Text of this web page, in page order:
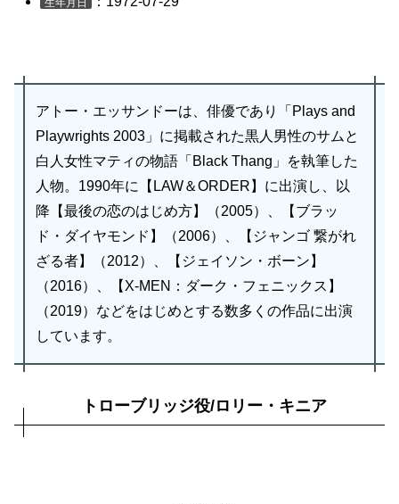
生年月日
アトー・エッサンドーは、俳優であり「Plays and
Playwrights 2003」に掲載された黒人男性のサムと
白人女性マティの物語「Black Thang」を執筆した
人物。1990年に【LAW＆ORDER】に出演し、以
降【最後の恋のはじめ方】（2005）、【ブラッ
ド・ダイヤモンド】（2006）、【ジャンゴ 繋がれ
ざる者】（2012）、【ジェイソン・ボーン】
（2016）、【X-MEN：ダーク・フェニックス】
（2019）などをはじめとする数多くの作品に出演
しています。
トローブリッジ役/ロリー・キニア